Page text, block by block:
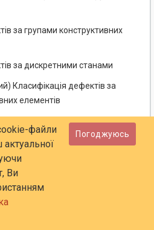
за групами конструктивних
за дискретними станами
Класифікація дефектів за
елементів
Класифікація дефектів
Класифікація дефектів
Класифікація дефектів опор та
файли
Ви
Погоджуюсь